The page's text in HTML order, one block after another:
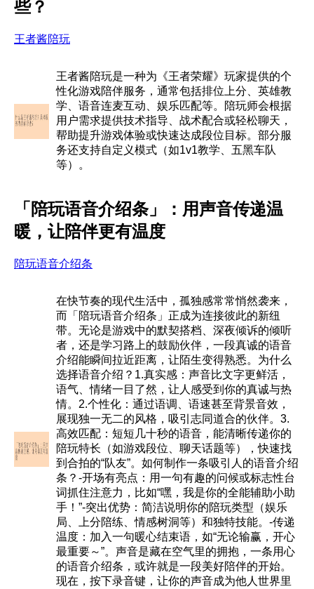
些？
王者酱陪玩
王者酱陪玩是一种为《王者荣耀》玩家提供的个
性化游戏陪伴服务，通常包括排位上分、英雄教
学、语音连麦互动、娱乐匹配等。陪玩师会根据
用户需求提供技术指导、战术配合或轻松聊天，
帮助提升游戏体验或快速达成段位目标。部分服
务还支持自定义模式（如1v1教学、五黑车队
等）。
「陪玩语音介绍条」：用声音传递温
暖，让陪伴更有温度
陪玩语音介绍条
在快节奏的现代生活中，孤独感常常悄然袭来，
而「陪玩语音介绍条」正成为连接彼此的新纽
带。无论是游戏中的默契搭档、深夜倾诉的倾听
者，还是学习路上的鼓励伙伴，一段真诚的语音
介绍能瞬间拉近距离，让陌生变得熟悉。为什么
选择语音介绍？1.真实感：声音比文字更鲜活，
语气、情绪一目了然，让人感受到你的真诚与热
情。2.个性化：通过语调、语速甚至背景音效，
展现独一无二的风格，吸引志同道合的伙伴。3.
高效匹配：短短几十秒的语音，能清晰传递你的
陪玩特长（如游戏段位、聊天话题等），快速找
到合拍的“队友”。如何制作一条吸引人的语音介绍
条？-开场有亮点：用一句有趣的问候或标志性台
词抓住注意力，比如“嘿，我是你的全能辅助小助
手！”-突出优势：简洁说明你的陪玩类型（娱乐
局、上分陪练、情感树洞等）和独特技能。-传递
温度：加入一句暖心结束语，如“无论输赢，开心
最重要～”。声音是藏在空气里的拥抱，一条用心
的语音介绍条，或许就是一段美好陪伴的开始。
现在，按下录音键，让你的声音成为他人世界里